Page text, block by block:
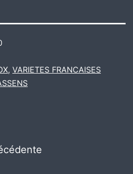
, VARIETES FRANCAISES